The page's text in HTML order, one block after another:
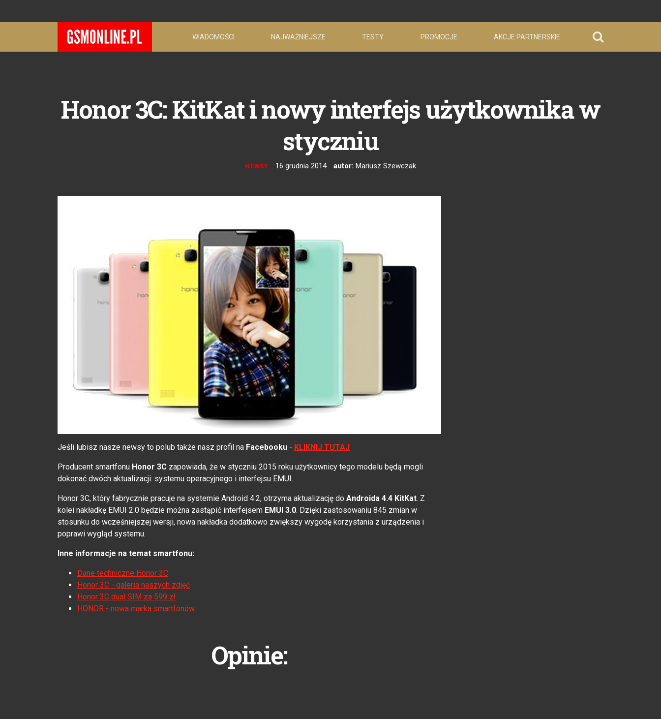
WIADOMOŚCI NAJWAŻNIEJSZE TESTY PROMOCJE AKCJE PARTNERSKIE
Honor 3C: KitKat i nowy interfejs użytkownika w
styczniu
NEWSY 16 grudnia 2014 autor: Mariusz Szewczak
Jeśli lubisz nasze newsy to polub także nasz profil na Facebooku - KLIKNIJ TUTAJ
Producent smartfonu Honor 3C zapowiada, że w styczniu 2015 roku użytkownicy tego modelu będą mogli
dokonać dwóch aktualizacji: systemu operacyjnego i interfejsu EMUI.
Honor 3C, który fabrycznie pracuje na systemie Android 4.2, otrzyma aktualizację do Androida 4.4 KitKat. Z
kolei nakładkę EMUI 2.0 będzie można zastąpić interfejsem EMUI 3.0. Dzięki zastosowaniu 845 zmian w
stosunku do wcześniejszej wersji, nowa nakładka dodatkowo zwiększy wygodę korzystania z urządzenia i
poprawi wygląd systemu.
Inne informacje na temat smartfonu:
Dane techniczne Honor 3C
Honor 3C - galeria naszych zdjęć
Honor 3C dual SIM za 599 zł
HONOR - nowa marka smartfonów
Opinie: